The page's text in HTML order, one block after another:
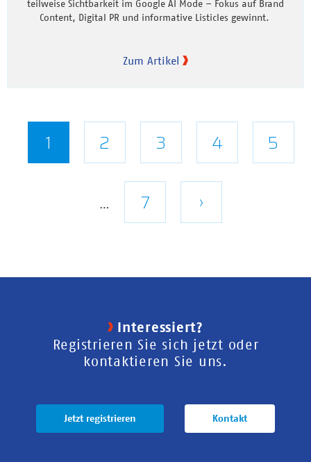
teilweise Sichtbarkeit im Google AI Mode – Fokus auf Brand
Content, Digital PR und informative Listicles gewinnt.
Zum Artikel
Seitennummerierung
Aktuelle
1 Seite
2 Seite
3 Seite
4 Seite
5
…
Letzte
7
Nächste
›
Interessiert?
Registrieren Sie sich jetzt oder
kontaktieren Sie uns.
Jetzt registrieren Kontakt